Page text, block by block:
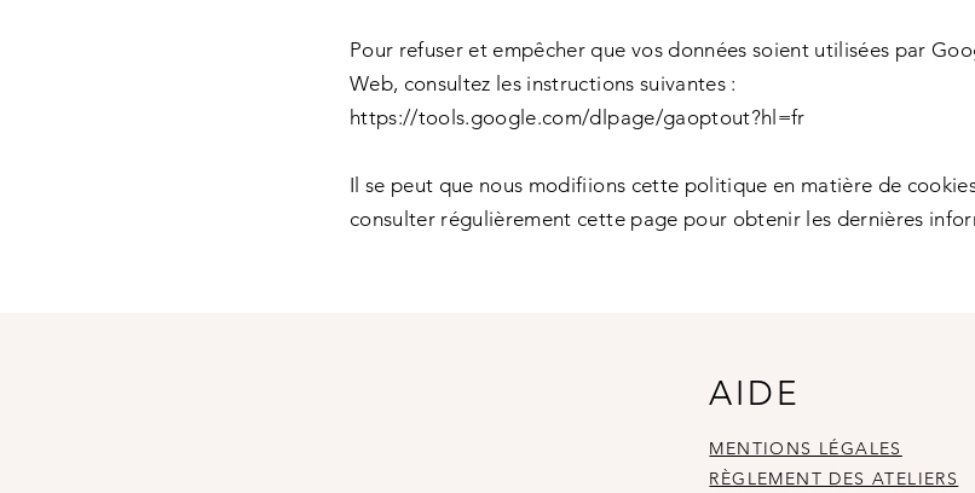
Pour refuser et empêcher que vos données soient utilisées par
Web, consultez les instructions suivantes :
https://tools.google.com/dlpage/gaoptout?hl=fr
Il se peut que nous modifiions cette politique en matière de
consulter régulièrement cette page pour obtenir les dernières
AIDE
MENTIONS LÉGALES
RÈGLEMENT DES ATELIERS